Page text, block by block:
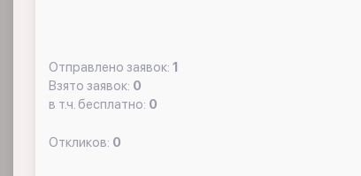
Отправлено заявок: 1
Взято заявок: 0
в т.ч. бесплатно: 0
Откликов: 0